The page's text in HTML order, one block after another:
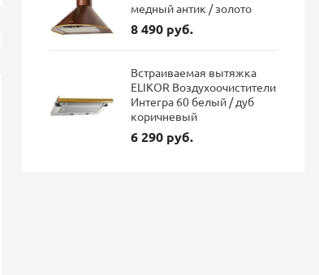
Скидка
-16%
Новинка
медный антик / золото
8 490 руб.
Встраиваемая вытяжка
ELIKOR Воздухоочистители
Интегра 60 белый / дуб
коричневый
6 290 руб.